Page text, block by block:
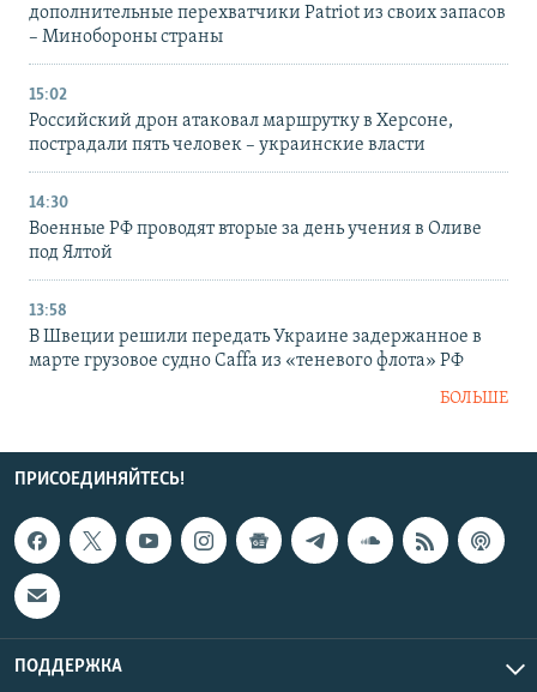
дополнительные перехватчики Patriot из своих запасов
– Минобороны страны
15:02
Российский дрон атаковал маршрутку в Херсоне,
пострадали пять человек – украинские власти
14:30
Военные РФ проводят вторые за день учения в Оливе
под Ялтой
13:58
В Швеции решили передать Украине задержанное в
марте грузовое судно Caffa из «теневого флота» РФ
БОЛЬШЕ
ПРИСОЕДИНЯЙТЕСЬ!
ПОДДЕРЖКА